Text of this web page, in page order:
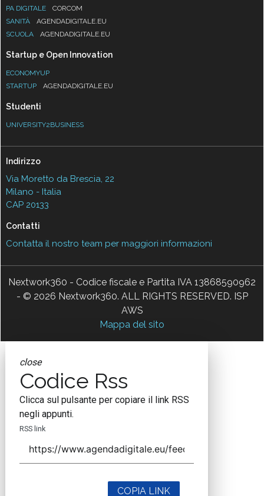
PA DIGITALE
CORCOM
SANITÀ
AGENDADIGITALE.EU
SCUOLA
AGENDADIGITALE.EU
Startup e Open Innovation
ECONOMYUP
STARTUP
AGENDADIGITALE.EU
Studenti
UNIVERSITY2BUSINESS
Indirizzo
Via Moretto da Brescia, 22
Milano - Italia
CAP 20133
Contatti
Contatta il nostro team per maggiori informazioni
Nextwork360 - Codice fiscale e Partita IVA 13868590962
- © 2026 Nextwork360. ALL RIGHTS RESERVED. ISP
AWS
Mappa del sito
close
Codice Rss
Clicca sul pulsante per copiare il link RSS
negli appunti.
RSS link
COPIA LINK